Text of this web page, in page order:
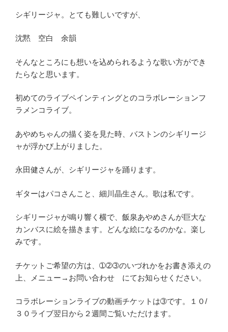
シギリージャ。とても難しいですが、
沈黙 空白 余韻
そんなところにも想いを込められるような歌い方ができ
たらなと思います。
初めてのライブペインティングとのコラボレーションフ
ラメンコライブ。
あやめちゃんの描く姿を見た時、バストンのシギリージ
ャが浮かび上がりました。
永田健さんが、シギリージャを踊ります。
ギターはパコさんこと、細川晶生さん。歌は私です。
シギリージャが鳴り響く横で、飯泉あやめさんが巨大な
カンバスに絵を描きます。どんな絵になるのかな。楽し
みです。
チケットご希望の方は、➀➁➂のいづれかをお書き添えの
上、メニュー→お問い合わせ にてお知らせください。
コラボレーションライブの動画チケットは➂です。１０/
３０ライブ翌日から２週間ご覧いただけます。